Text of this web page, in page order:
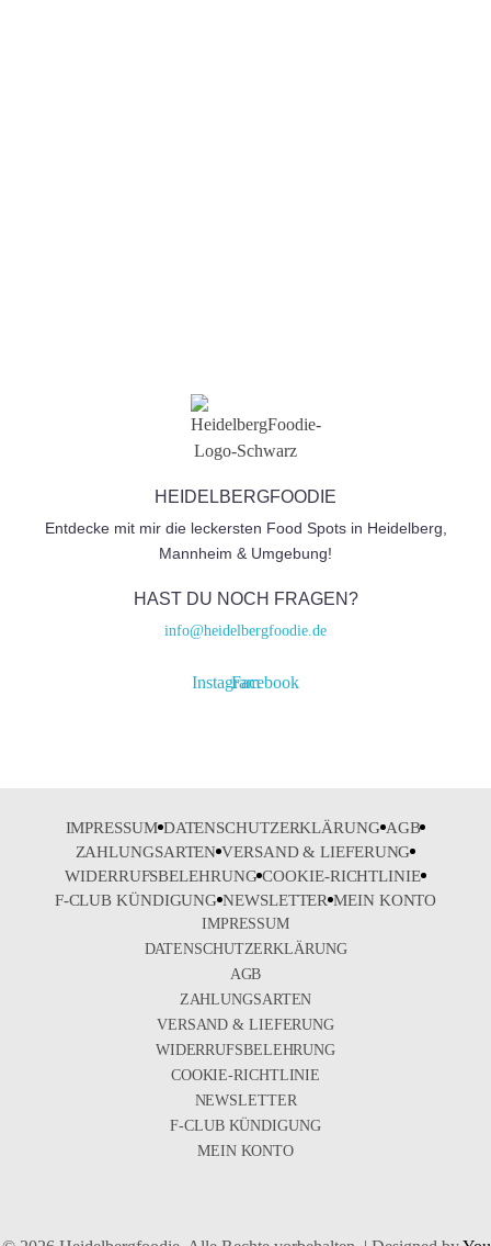
HEIDELBERGFOODIE
Entdecke mit mir die leckersten Food Spots in Heidelberg,
Mannheim & Umgebung!
HAST DU NOCH FRAGEN?
info@heidelbergfoodie.de
InstagramFacebook
IMPRESSUM DATENSCHUTZERKLÄRUNG AGB
ZAHLUNGSARTEN VERSAND & LIEFERUNG
WIDERRUFSBELEHRUNG COOKIE-RICHTLINIE
F-CLUB KÜNDIGUNG NEWSLETTER MEIN KONTO
IMPRESSUM
DATENSCHUTZERKLÄRUNG
AGB
ZAHLUNGSARTEN
VERSAND & LIEFERUNG
WIDERRUFSBELEHRUNG
COOKIE-RICHTLINIE
NEWSLETTER
F-CLUB KÜNDIGUNG
MEIN KONTO